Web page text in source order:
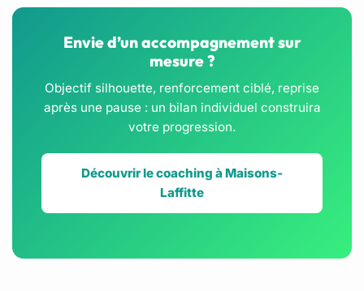
Envie d’un accompagnement sur
mesure ?
Objectif silhouette, renforcement ciblé, reprise
après une pause : un bilan individuel construira
votre progression.
Découvrir le coaching à Maisons-
Laffitte